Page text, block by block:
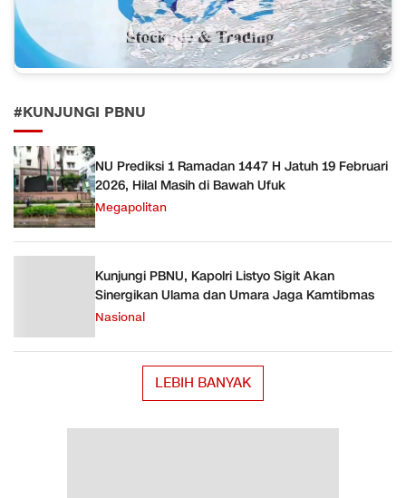
#KUNJUNGI PBNU
NU Prediksi 1 Ramadan 1447 H Jatuh 19 Februari
2026, Hilal Masih di Bawah Ufuk
Megapolitan
Kunjungi PBNU, Kapolri Listyo Sigit Akan
Sinergikan Ulama dan Umara Jaga Kamtibmas
Nasional
LEBIH BANYAK